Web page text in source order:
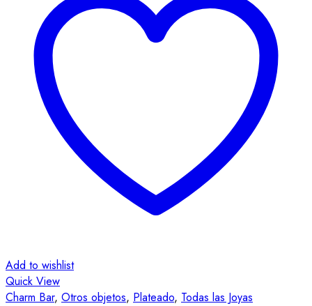
Add to wishlist
Quick View
Charm Bar, Otros objetos, Plateado, Todas las Joyas